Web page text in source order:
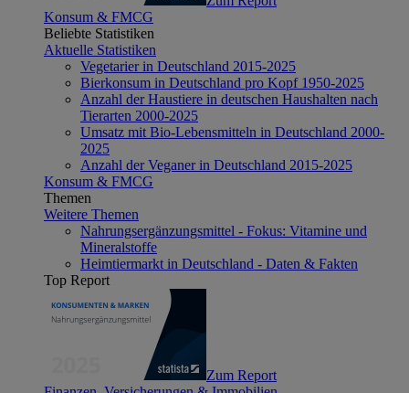
Konsum & FMCG
Beliebte Statistiken
Aktuelle Statistiken
Vegetarier in Deutschland 2015-2025
Bierkonsum in Deutschland pro Kopf 1950-2025
Anzahl der Haustiere in deutschen Haushalten nach
Tierarten 2000-2025
Umsatz mit Bio-Lebensmitteln in Deutschland 2000-
2025
Anzahl der Veganer in Deutschland 2015-2025
Konsum & FMCG
Themen
Weitere Themen
Nahrungsergänzungsmittel - Fokus: Vitamine und
Mineralstoffe
Heimtiermarkt in Deutschland - Daten & Fakten
Top Report
Zum Report